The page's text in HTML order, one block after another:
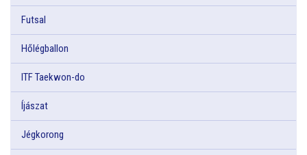
Futsal
Hőlégballon
ITF Taekwon-do
Íjászat
Jégkorong